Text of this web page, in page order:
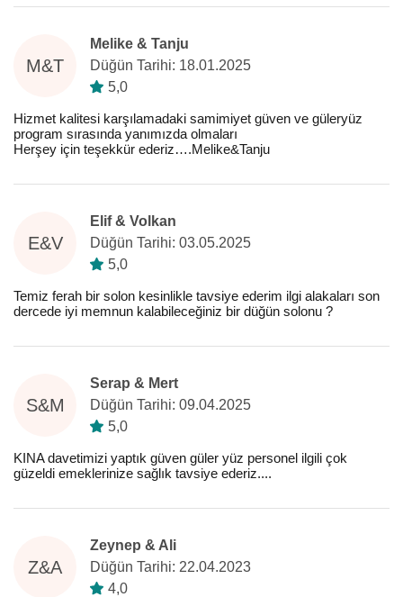
M&T
Melike & Tanju
Düğün Tarihi: 18.01.2025
5,0
Hizmet kalitesi karşılamadaki samimiyet güven ve güleryüz
program sırasında yanımızda olmaları
Herşey için teşekkür ederiz….Melike&Tanju
E&V
Elif & Volkan
Düğün Tarihi: 03.05.2025
5,0
Temiz ferah bir solon kesinlikle tavsiye ederim ilgi alakaları son
dercede iyi memnun kalabileceğiniz bir düğün solonu ?
S&M
Serap & Mert
Düğün Tarihi: 09.04.2025
5,0
KINA davetimizi yaptık güven güler yüz personel ilgili çok
güzeldi emeklerinize sağlık tavsiye ederiz....
Z&A
Zeynep & Ali
Düğün Tarihi: 22.04.2023
4,0